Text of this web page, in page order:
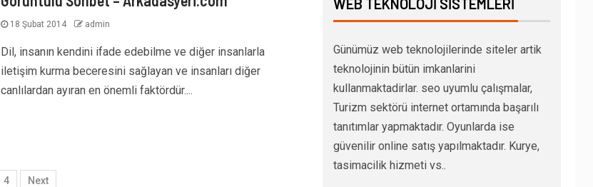
18 Şubat 2014 admin
Dil, insanın kendini ifade edebilme ve diğer insanlarla
iletişim kurma beceresini sağlayan ve insanları diğer
canlılardan ayıran en önemli faktördür....
4 Next
WEB TEKNOLOJI SISTEMLERI
Günümüz web teknolojilerinde siteler artik
teknolojinin bütün imkanlarini
kullanmaktadirlar. seo uyumlu çalışmalar,
Turizm sektörü internet ortamında başarılı
tanıtımlar yapmaktadır. Oyunlarda ise
güvenilir online satış yapılmaktadır. Kurye,
tasimacilik hizmeti vs..